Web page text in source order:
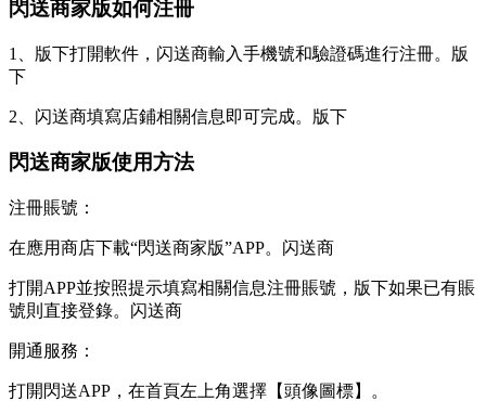
閃送商家版如何注冊
1、版下打開軟件，闪送商輸入手機號和驗證碼進行注冊。版
下
2、闪送商填寫店鋪相關信息即可完成。版下
閃送商家版使用方法
注冊賬號：
在應用商店下載“閃送商家版”APP。闪送商
打開APP並按照提示填寫相關信息注冊賬號，版下如果已有賬
號則直接登錄。闪送商
開通服務：
打開閃送APP，在首頁左上角選擇【頭像圖標】。